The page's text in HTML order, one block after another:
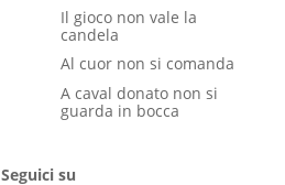
Il gioco non vale la
candela
Al cuor non si comanda
A caval donato non si
guarda in bocca
Seguici su